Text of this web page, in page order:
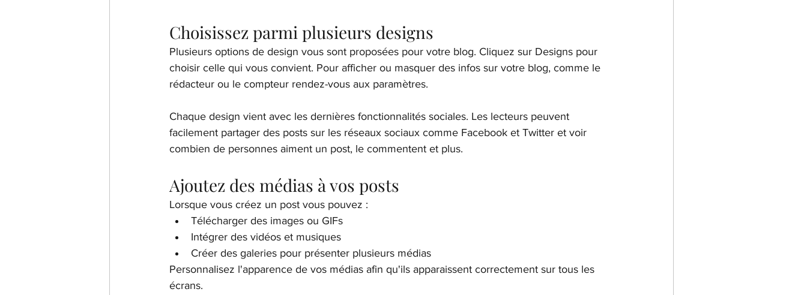
Choisissez parmi plusieurs designs
Plusieurs options de design vous sont proposées pour votre blog. Cliquez sur Designs pour
choisir celle qui vous convient. Pour afficher ou masquer des infos sur votre blog, comme le
rédacteur ou le compteur rendez-vous aux paramètres.
Chaque design vient avec les dernières fonctionnalités sociales. Les lecteurs peuvent
facilement partager des posts sur les réseaux sociaux comme Facebook et Twitter et voir
combien de personnes aiment un post, le commentent et plus.
Ajoutez des médias à vos posts
Lorsque vous créez un post vous pouvez :
Télécharger des images ou GIFs
Intégrer des vidéos et musiques
Créer des galeries pour présenter plusieurs médias
Personnalisez l'apparence de vos médias afin qu'ils apparaissent correctement sur tous les
écrans.